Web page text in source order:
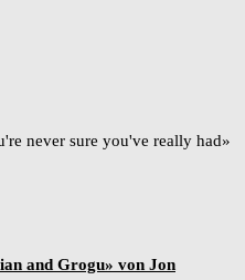
never sure you've really had»
and Grogu» von Jon